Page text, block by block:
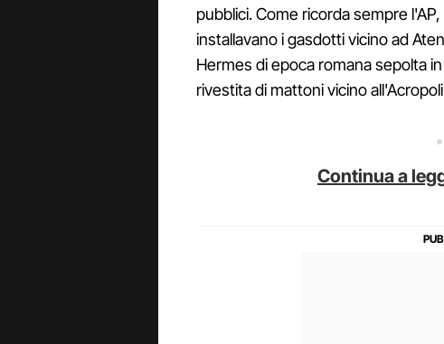
pubblici. Come ricorda sempre
installavano i gasdotti vicino ad
Hermes di epoca romana sepolta
rivestita di mattoni vicino
Continua a